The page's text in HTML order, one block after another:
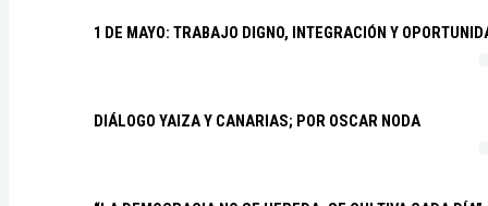
1 DE MAYO: TRABAJO DIGNO, INTEGRACIÓN Y
DIÁLOGO YAIZA Y CANARIAS; POR OSCAR NODA